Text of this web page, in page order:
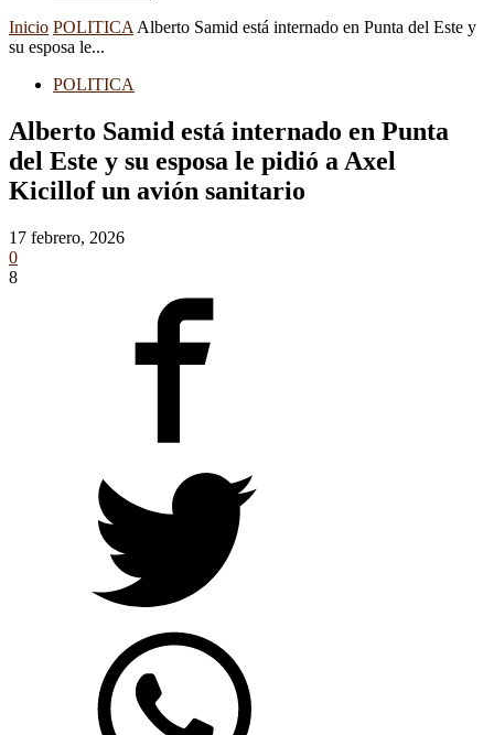
Inicio POLITICA Alberto Samid está internado en Punta del Este y
su esposa le...
POLITICA
Alberto Samid está internado en Punta
del Este y su esposa le pidió a Axel
Kicillof un avión sanitario
17 febrero, 2026
0
8